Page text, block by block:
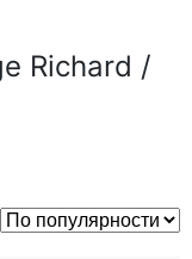
Richard /